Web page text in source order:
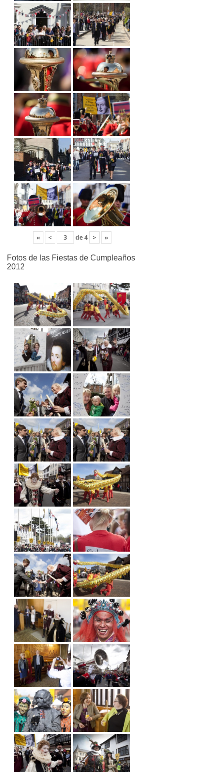
« < de4 > »
Fotos de las Fiestas de Cumpleaños
2012